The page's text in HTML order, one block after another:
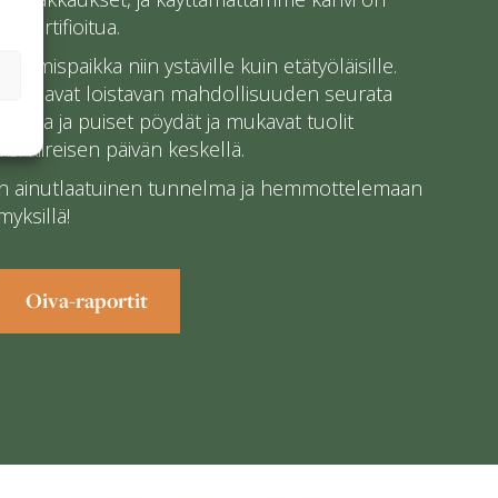
sertifioitua.
niin ystäville kuin etätyöläisille.
tarjoavat loistavan mahdollisuuden seurata
ja puiset pöydät ja mukavat tuolit
kiireisen päivän keskellä.
ainutlaatuinen tunnelma ja hemmottelemaan
Oiva-raportit